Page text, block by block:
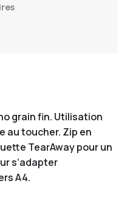
grain fin. Utilisation
au toucher. Zip en
TearAway pour un
s’adapter
A4.